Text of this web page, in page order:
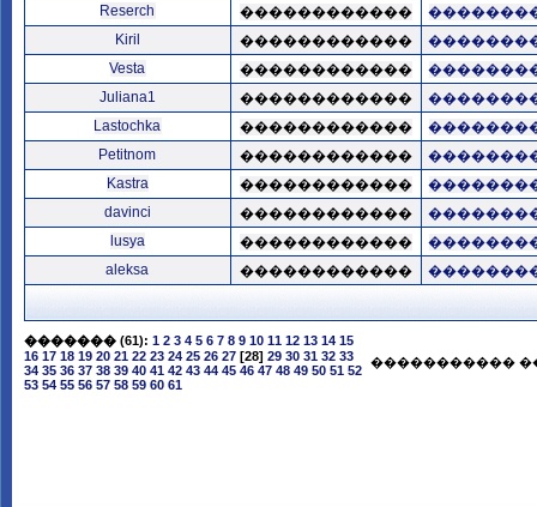
Reserch
������������
Kiril
������������
Vesta
������������
Juliana1
������������
Lastochka
������������
Petitnom
������������
Kastra
������������
davinci
������������
lusya
������������
aleksa
������������
������� (61): 1 2 3 4 5 6 7 8 9 10 11 12 13 14 15
16 17 18 19 20 21 22 23 24 25 26 27 [28] 29 30 31 32 33
34 35 36 37 38 39 40 41 42 43 44 45 46 47 48 49 50 51 52
53 54 55 56 57 58 59 60 61
�����������